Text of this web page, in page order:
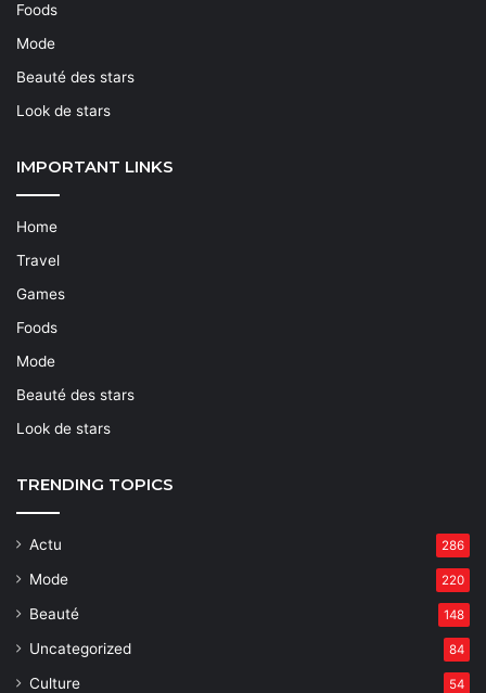
Foods
Mode
Beauté des stars
Look de stars
IMPORTANT LINKS
Home
Travel
Games
Foods
Mode
Beauté des stars
Look de stars
TRENDING TOPICS
Actu 286
Mode 220
Beauté 148
Uncategorized 84
Culture 54